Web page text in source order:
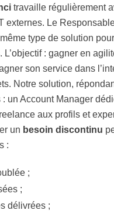
travaille régulièrement
externes. Le
type de solution
L’objectif : gagner en
son service dans
Notre solution,
un Account Manager
aux profils et
un besoin discontinu
:
;
;
délivrées ;